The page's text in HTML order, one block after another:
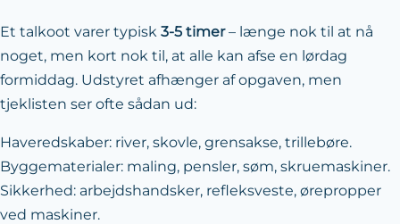
Et talkoot varer typisk 3-5 timer– længe nok til at nå
noget, men kort nok til, at alle kan afse en lørdag
formiddag. Udstyret afhænger af opgaven, men
tjeklisten ser ofte sådan ud:
Haveredskaber: river, skovle, grensakse, trillebøre.
Byggematerialer: maling, pensler, søm, skruemaskiner.
Sikkerhed: arbejdshandsker, refleksveste, ørepropper
ved maskiner.